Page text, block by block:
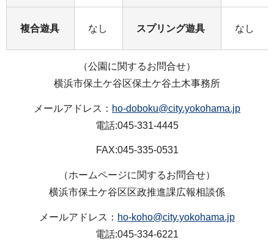
複合遊具 なし スプリング遊具 なし
（公園に関するお問合せ）
横浜市保土ケ谷区保土ケ谷土木事務所
メールアドレス： ho-doboku@city.yokohama.jp
電話:045-331-4445
FAX:045-335-0531
（ホームページに関するお問合せ）
横浜市保土ケ谷区区政推進課広報相談係
メールアドレス： ho-koho@city.yokohama.jp
電話:045-334-6221